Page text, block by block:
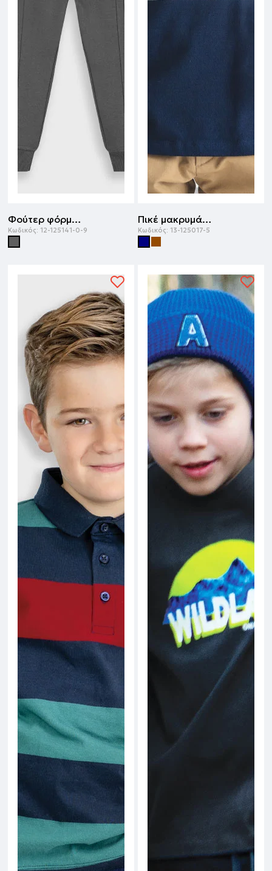
Φούτερ φόρμα με τύπωμα | ΑΝΘΡΑΚΙ
Κωδικός: 12-125141-0-9
Πικέ μακρυμάνικη μπλούζα | ΜΑΡΕΝ
Κωδικός: 13-125017-5